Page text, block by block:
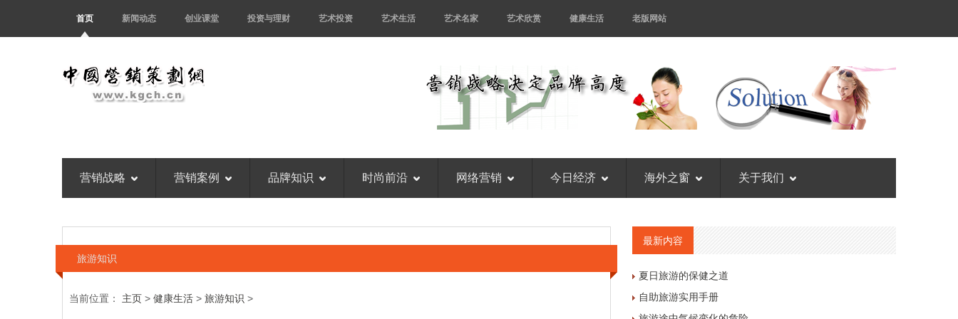
首页 新闻动态 创业课堂 投资与理财 艺术投资 艺术生活 艺术名家 艺术欣赏 健康生活 老版网站
营销战略 营销案例 品牌知识 时尚前沿 网络营销 今日经济 海外之窗 关于我们
旅游知识
当前位置： 主页 > 健康生活 > 旅游知识 >
最新内容
夏日旅游的保健之道
自助旅游实用手册